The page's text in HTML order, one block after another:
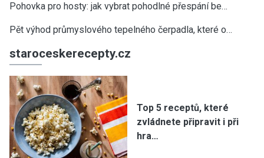
Pohovka pro hosty: jak vybrat pohodlné přespání be…
Pět výhod průmyslového tepelného čerpadla, které o…
staroceskerecepty.cz
Top 5 receptů, které
zvládnete připravit i při
hra…